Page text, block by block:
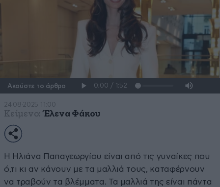
Ακούστε το άρθρο
24·08·2025 11:00
Κείμενο: Έλενα Φάκου
Η Ηλιάνα Παπαγεωργίου είναι από τις γυναίκες που
ό,τι κι αν κάνουν με τα μαλλιά τους, καταφέρνουν
να τραβούν τα βλέμματα. Τα μαλλιά της είναι πάντα